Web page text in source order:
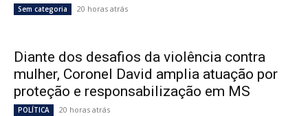
Sem categoria 20 horas atrás
Diante dos desafios da violência contra
mulher, Coronel David amplia atuação por
proteção e responsabilização em MS
POLÍTICA 20 horas atrás